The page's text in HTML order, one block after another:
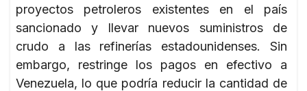
proyectos petroleros existentes en el país
sancionado y llevar nuevos suministros de
crudo a las refinerías estadounidenses. Sin
embargo, restringe los pagos en efectivo a
Venezuela, lo que podría reducir la cantidad de